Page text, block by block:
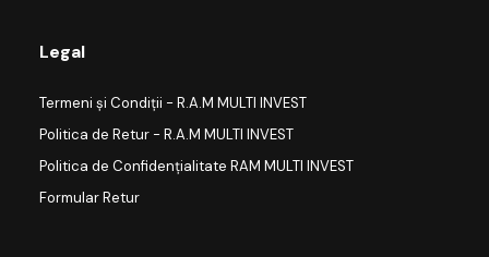
Legal
Termeni și Condiții - R.A.M MULTI INVEST
Politica de Retur - R.A.M MULTI INVEST
Politica de Confidențialitate RAM MULTI INVEST
Formular Retur